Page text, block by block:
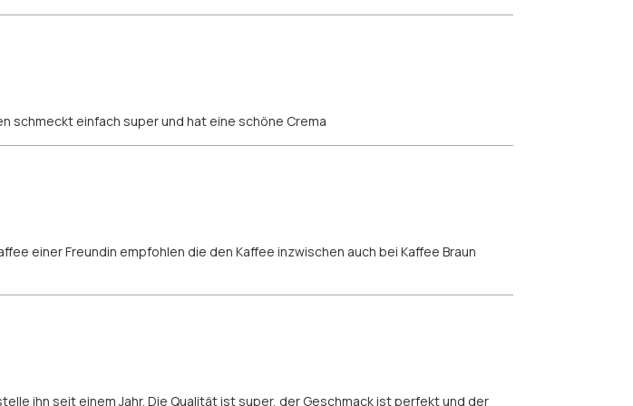
schmeckt einfach super und hat eine schöne Crema
einer Freundin empfohlen die den Kaffee inzwischen auch bei Kaffee Braun
ihn seit einem Jahr. Die Qualität ist super, der Geschmack ist perfekt und der